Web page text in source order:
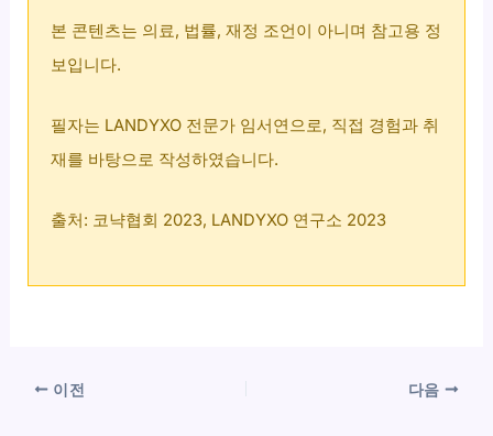
본 콘텐츠는 의료, 법률, 재정 조언이 아니며 참고용 정
보입니다.
필자는 LANDYXO 전문가 임서연으로, 직접 경험과 취
재를 바탕으로 작성하였습니다.
출처: 코냑협회 2023, LANDYXO 연구소 2023
이전 다음